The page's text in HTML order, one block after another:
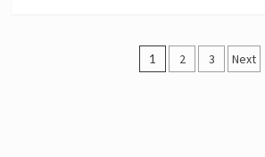
Posts
1 2 3 Next